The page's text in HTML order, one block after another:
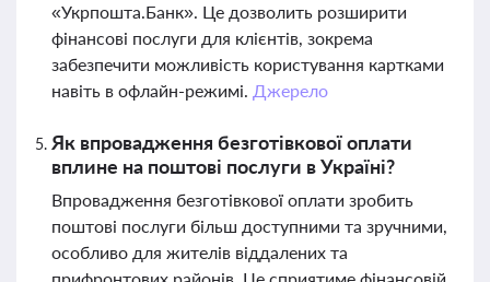
«Укрпошта.Банк». Це дозволить розширити
фінансові послуги для клієнтів, зокрема
забезпечити можливість користування картками
навіть в офлайн-режимі. Джерело
Як впровадження безготівкової оплати
вплине на поштові послуги в Україні?
Впровадження безготівкової оплати зробить
поштові послуги більш доступними та зручними,
особливо для жителів віддалених та